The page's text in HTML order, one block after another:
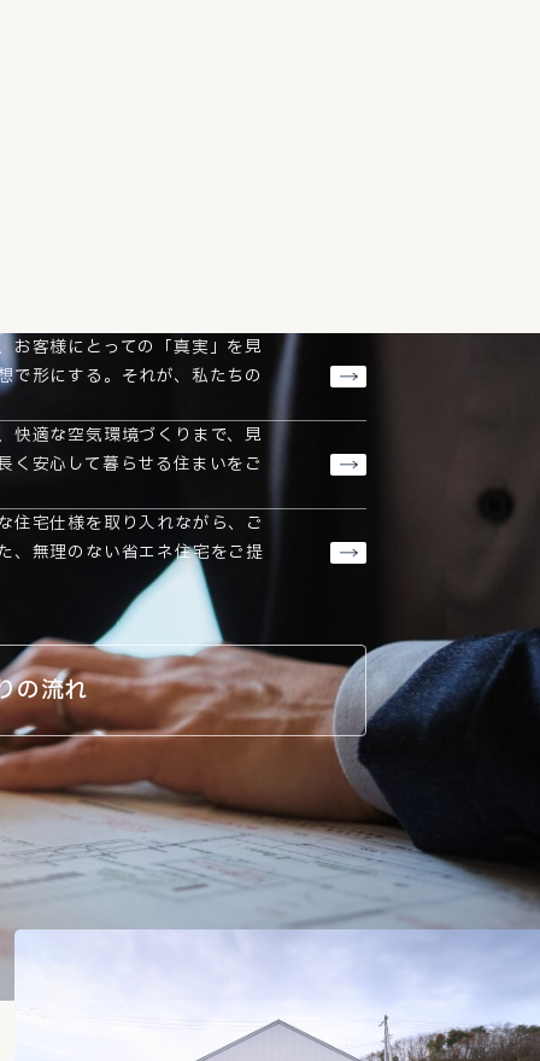
お客様にとっての「真実」を見
で形にする。それが、私たちの
快適な空気環境づくりまで、見
く安心して暮らせる住まいをご
住宅仕様を取り入れながら、ご
、無理のない省エネ住宅をご提
の流れ